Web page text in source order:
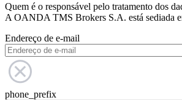
Quem é o responsável pelo tratamento dos
A OANDA TMS Brokers S.A. está sediada
Endereço de e-mail
phone_prefix